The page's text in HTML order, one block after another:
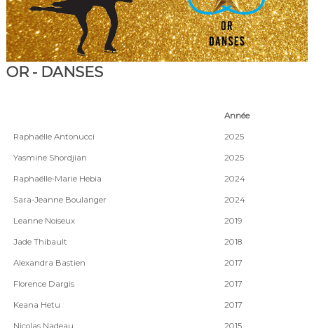
OR - DANSES
Année
Raphaëlle Antonucci 2025
Yasmine Shordjian 2025
Raphaëlle-Marie Hebia 2024
Sara-Jeanne Boulanger 2024
Leanne Noiseux 2019
Jade Thibault 2018
Alexandra Bastien 2017
Florence Dargis 2017
Keana Hetu 2017
Nicolas Nadeau 2015